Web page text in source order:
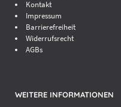
Kontakt
Impressum
Barrierefreiheit
Widerrufsrecht
AGBs
WEITERE INFORMATIONEN